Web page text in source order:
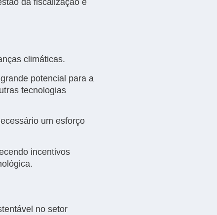
climáticas.
potencial para a
tecnologias
um esforço
incentivos
no setor